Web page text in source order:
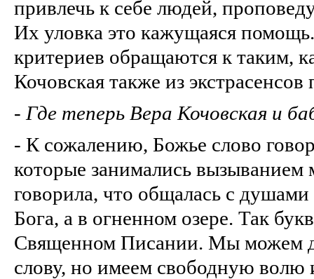
привлечь к себе людей,
Их уловка это кажущаяся
критериев обращаются к таким,
Кочовская также из
- Где теперь Вера Кочовская и
- К сожалению, Божье слово
которые занимались вызыванием
говорила, что общалась с
Бога, а в огненном озере. Так
Священном Писании. Мы можем
слову, но имеем свободную волю